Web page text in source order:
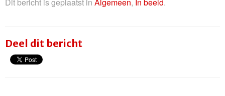
Dit bericht is geplaatst in Algemeen, In beeld.
Deel dit bericht